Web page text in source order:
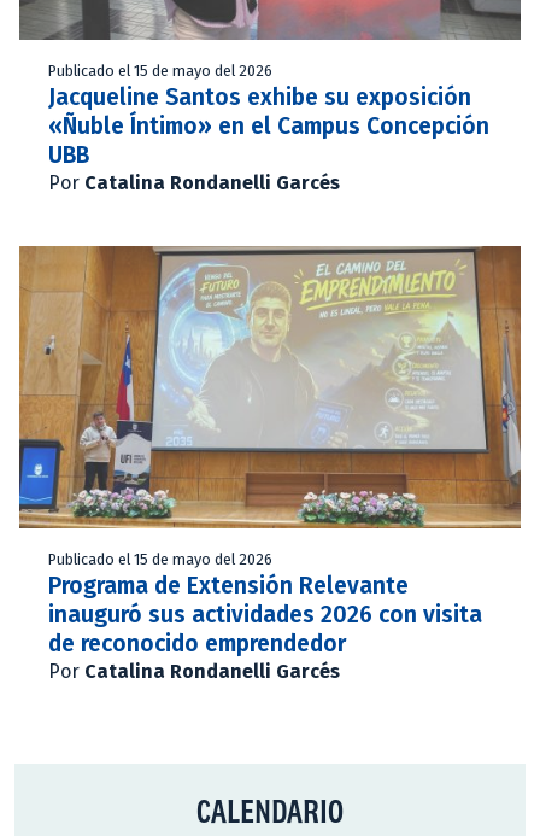
Publicado el 15 de mayo del 2026
Jacqueline Santos exhibe su exposición
«Ñuble Íntimo» en el Campus Concepción
UBB
Por Catalina Rondanelli Garcés
Publicado el 15 de mayo del 2026
Programa de Extensión Relevante
inauguró sus actividades 2026 con visita
de reconocido emprendedor
Por Catalina Rondanelli Garcés
CALENDARIO